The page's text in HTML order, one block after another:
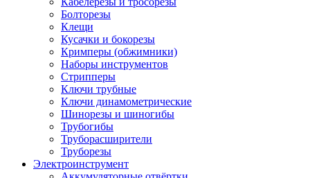
Болторезы
Клещи
Кусачки и бокорезы
Кримперы (обжимники)
Наборы инструментов
Стрипперы
Ключи трубные
Ключи динамометрические
Шинорезы и шиногибы
Трубогибы
Труборасширители
Труборезы
Электроинструмент